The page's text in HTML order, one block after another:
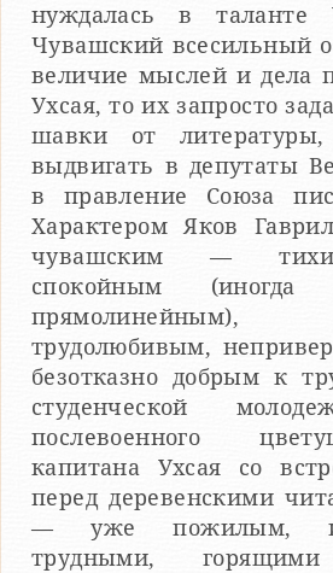
нуждалась в таланте
Чувашский всесильный
величие мыслей и дела
Ухсая, то их запросто
шавки от
выдвигать в депутаты
в правление Союза
Характером Яков
чувашским —
спокойным (иногда
трудолюбивым,
безотказно добрым к
студенческой
послевоенного
капитана Ухсая со
перед деревенскими
— уже пожилым,
трудными,